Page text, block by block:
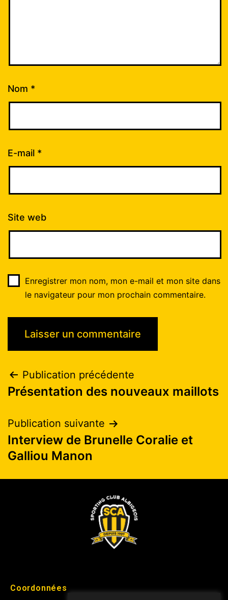
Nom *
E-mail *
Site web
Enregistrer mon nom, mon e-mail et mon site dans
le navigateur pour mon prochain commentaire.
Publication précédente
Présentation des nouveaux maillots
Publication suivante
Interview de Brunelle Coralie et
Galliou Manon
Coordonnées